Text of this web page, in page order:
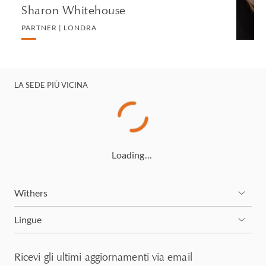
Sharon Whitehouse
PARTNER | LONDRA
LA SEDE PIÙ VICINA
Loading…
Withers
Lingue
Ricevi gli ultimi aggiornamenti via email